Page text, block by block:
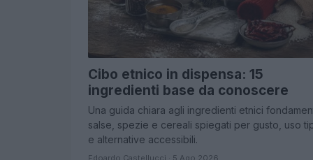
Cibo etnico in dispensa: 15
ingredienti base da conoscere
Una guida chiara agli ingredienti etnici
salse, spezie e cereali spiegati per gusto, uso
e alternative accessibili.